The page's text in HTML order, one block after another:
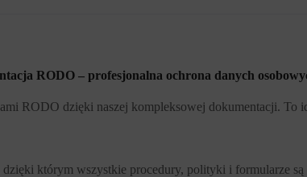
RODO – profesjonalna ochrona danych
RODO dzięki naszej kompleksowej dokumentacji. To
którym wszystkie procedury, polityki i formularze